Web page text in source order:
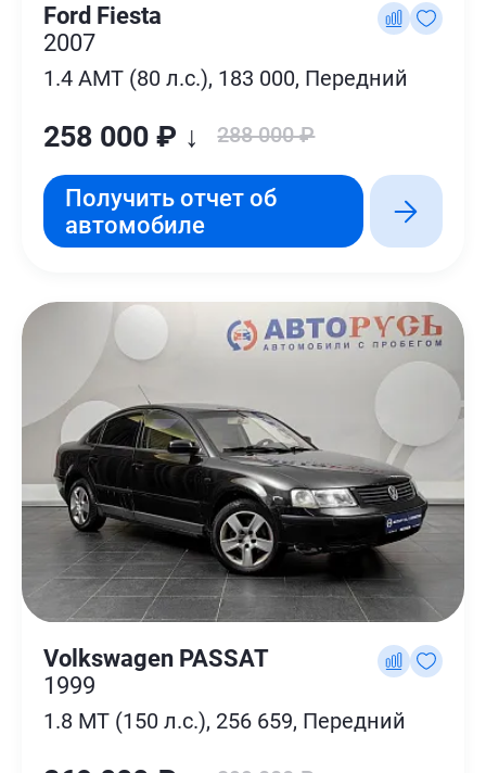
Ford Fiesta
2007
1.4 AMT (80 л.с.), 183 000, Передний
258 000 ₽ ↓ 288 000 ₽
Получить отчет об
автомобиле
Volkswagen PASSAT
1999
1.8 MT (150 л.с.), 256 659, Передний